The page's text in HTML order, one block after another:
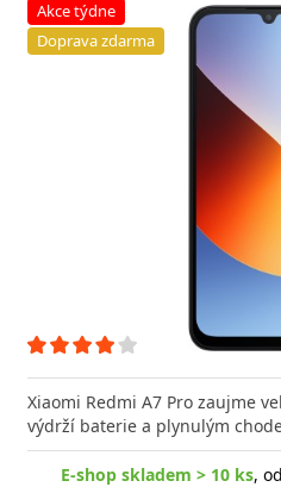
Akce týdne
Doprava zdarma
Xiaomi Redmi A7 Pro zaujme
výdrží baterie a plynulým
E-shop skladem > 10 ks,